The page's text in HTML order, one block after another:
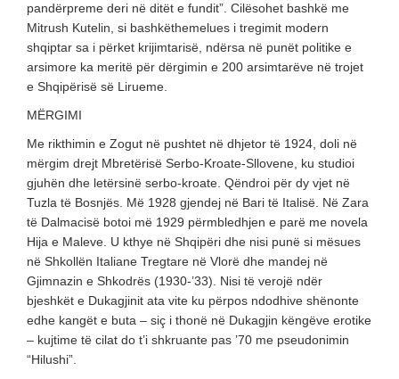
pandërpreme deri në ditët e fundit”. Cilësohet bashkë me
Mitrush Kutelin, si bashkëthemelues i tregimit modern
shqiptar sa i përket krijimtarisë, ndërsa në punët politike e
arsimore ka meritë për dërgimin e 200 arsimtarëve në trojet
e Shqipërisë së Lirueme.
MËRGIMI
Me rikthimin e Zogut në pushtet në dhjetor të 1924, doli në
mërgim drejt Mbretërisë Serbo-Kroate-Sllovene, ku studioi
gjuhën dhe letërsinë serbo-kroate. Qëndroi për dy vjet në
Tuzla të Bosnjës. Më 1928 gjendej në Bari të Italisë. Në Zara
të Dalmacisë botoi më 1929 përmbledhjen e parë me novela
Hija e Maleve. U kthye në Shqipëri dhe nisi punë si mësues
në Shkollën Italiane Tregtare në Vlorë dhe mandej në
Gjimnazin e Shkodrës (1930-’33). Nisi të verojë ndër
bjeshkët e Dukagjinit ata vite ku përpos ndodhive shënonte
edhe kangët e buta – siç i thonë në Dukagjin këngëve erotike
– kujtime të cilat do t’i shkruante pas ’70 me pseudonimin
“Hilushi”.